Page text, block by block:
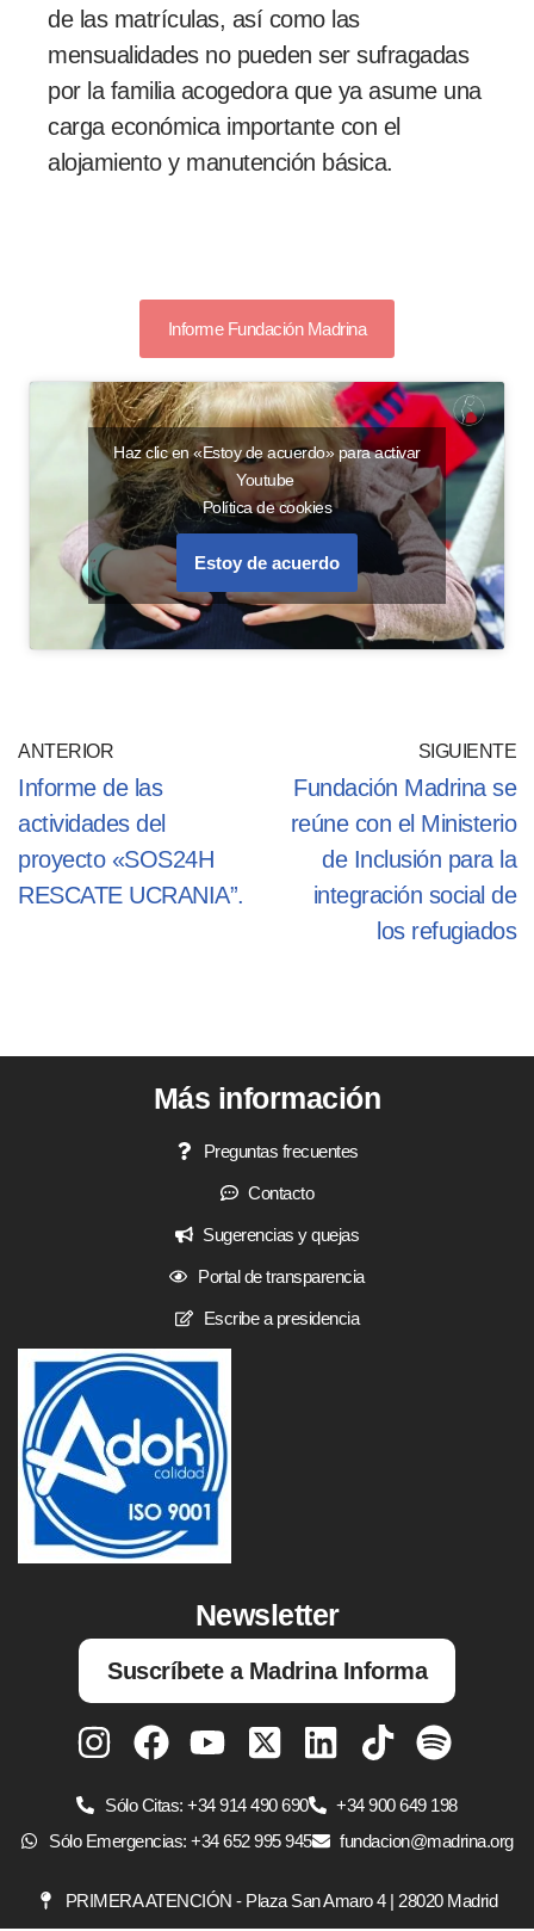
de las matrículas, así como las
mensualidades no pueden ser sufragadas
por la familia acogedora que ya asume una
carga económica importante con el
alojamiento y manutención básica.
Informe Fundación Madrina
Haz clic en «Estoy de acuerdo» para activar
Youtube
Política de cookies
Estoy de acuerdo
ANTERIOR
Informe de las
actividades del
proyecto «SOS24H
RESCATE UCRANIA”.
SIGUIENTE
Fundación Madrina se
reúne con el Ministerio
de Inclusión para la
integración social de
los refugiados
Más información
Preguntas frecuentes
Contacto
Sugerencias y quejas
Portal de transparencia
Escribe a presidencia
Newsletter
Suscríbete a Madrina Informa
Sólo Citas: +34 914 490 690
+34 900 649 198
Sólo Emergencias: +34 652 995 945
fundacion@madrina.org
PRIMERA ATENCIÓN - Plaza San Amaro 4 | 28020 Madrid